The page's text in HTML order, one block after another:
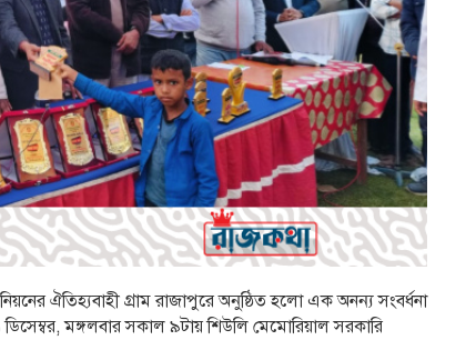
ঐতিহ্যবাহী গ্রাম রাজাপুরে অনুষ্ঠিত হলো এক অনন্য সংবর্ধনা
মঙ্গলবার সকাল ৯টায় শিউলি মেমোরিয়াল সরকারি